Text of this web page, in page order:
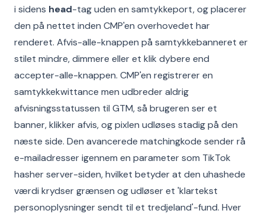
i sidens head-tag uden en samtykkeport, og placerer
den på nettet inden CMP'en overhovedet har
renderet. Afvis-alle-knappen på samtykkebanneret er
stilet mindre, dimmere eller et klik dybere end
accepter-alle-knappen. CMP'en registrerer en
samtykkekwittance men udbreder aldrig
afvisningsstatussen til GTM, så brugeren ser et
banner, klikker afvis, og pixlen udløses stadig på den
næste side. Den avancerede matchingkode sender rå
e-mailadresser igennem en parameter som TikTok
hasher server-siden, hvilket betyder at den uhashede
værdi krydser grænsen og udløser et 'klartekst
personoplysninger sendt til et tredjeland'-fund. Hver